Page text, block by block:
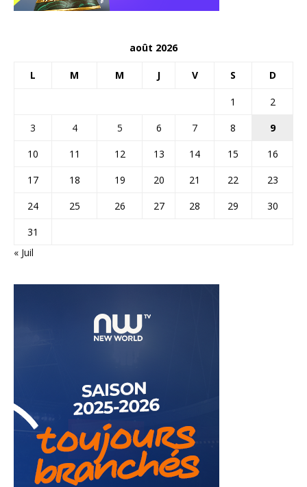
août 2026
L M M J V S D
1
2
3
4 5 6 7 8
9
10
11 12 13 14 15
16
17
18 19 20 21 22
23
24
25 26 27 28 29
30
31
« Juil